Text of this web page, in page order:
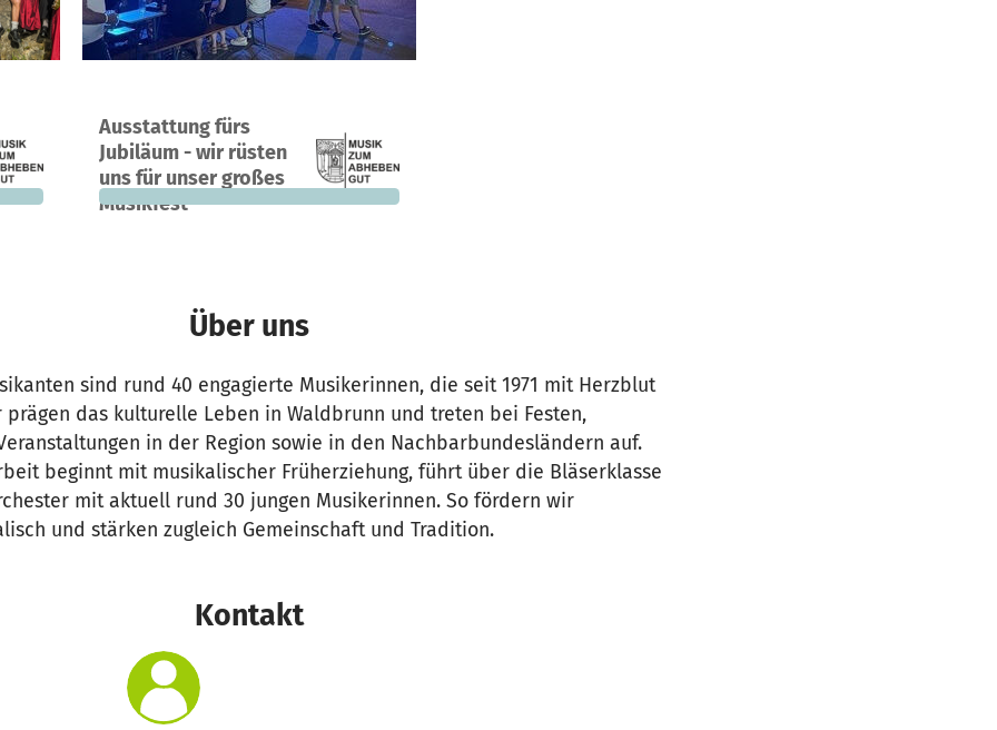
€
noch
Ausstattung fürs
Jubiläum - wir rüsten
uns für unser großes
Musikfest
Ein Projekt in Waldbrunn, Deutschland
0
Spenden
0 %
finanziert
7.490 €
fehlen noch
Über uns
sind rund 40 engagierte Musikerinnen, die seit 1971 mit Herzblut
prägen das kulturelle Leben in Waldbrunn und treten bei Festen,
in der Region sowie in den Nachbarbundesländern auf.
beginnt mit musikalischer Früherziehung, führt über die Bläserklasse
mit aktuell rund 30 jungen Musikerinnen. So fördern wir
und stärken zugleich Gemeinschaft und Tradition.
Kontakt